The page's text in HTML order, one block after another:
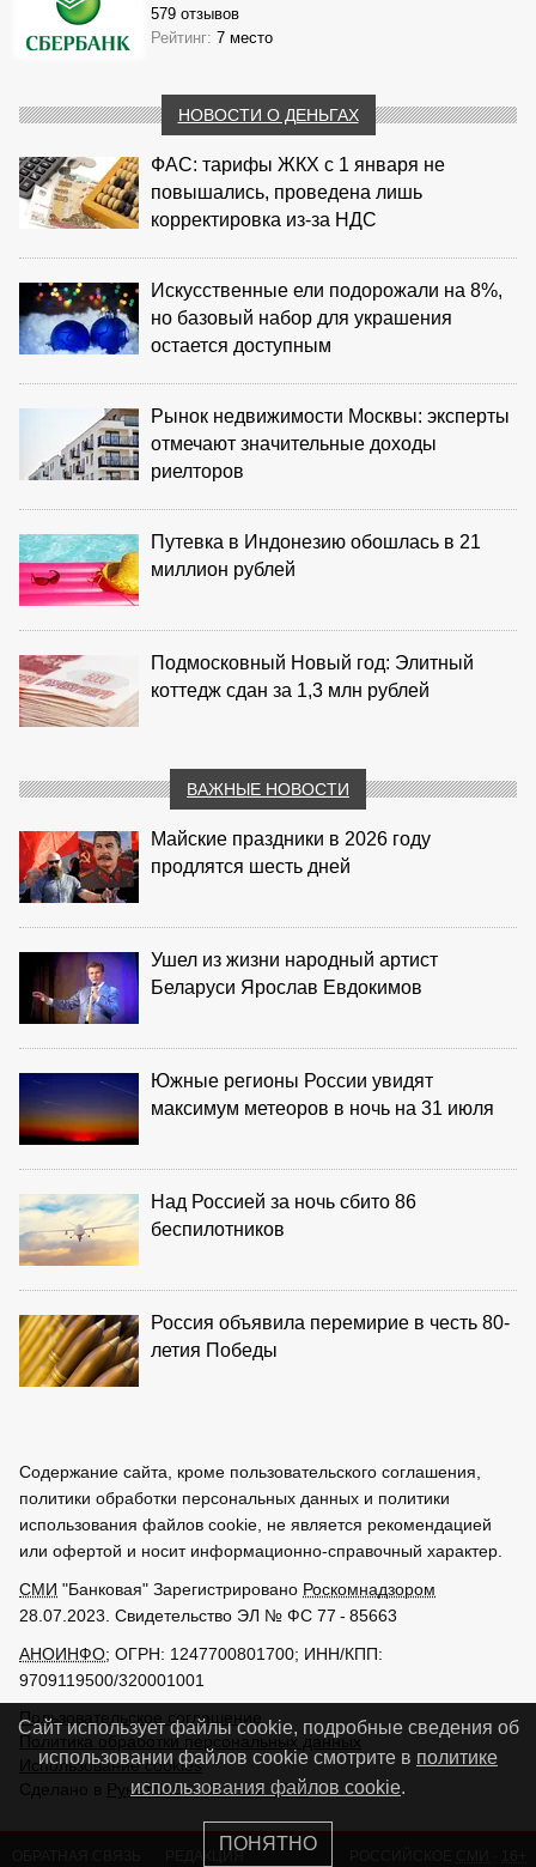
579 отзывов
Рейтинг: 7 место
НОВОСТИ О ДЕНЬГАХ
ФАС: тарифы ЖКХ с 1 января не
повышались, проведена лишь
корректировка из‑за НДС
Искусственные ели подорожали на 8%,
но базовый набор для украшения
остается доступным
Рынок недвижимости Москвы: эксперты
отмечают значительные доходы
риелторов
Путевка в Индонезию обошлась в 21
миллион рублей
Подмосковный Новый год: Элитный
коттедж сдан за 1,3 млн рублей
ВАЖНЫЕ НОВОСТИ
Майские праздники в 2026 году
продлятся шесть дней
Ушел из жизни народный артист
Беларуси Ярослав Евдокимов
Южные регионы России увидят
максимум метеоров в ночь на 31 июля
Над Россией за ночь сбито 86
беспилотников
Россия объявила перемирие в честь 80-
летия Победы
Содержание сайта, кроме пользовательского соглашения,
политики обработки персональных данных и политики
использования файлов cookie, не является рекомендацией
или офертой и носит информационно-справочный характер.
СМИ "Банковая" Зарегистрировано Роскомнадзором
28.07.2023. Свидетельство ЭЛ № ФС 77 - 85663
АНОИНФО; ОГРН: 1247700801700; ИНН/КПП:
9709119500/320001001
Пользовательское соглашение
Политика обработки персональных данных
Использование cookies
Сделано в
РунетЛаб – Сайты и CRM
Сайт использует файлы cookie, подробные сведения об
использовании файлов cookie смотрите в политике
использования файлов cookie.
ПОНЯТНО